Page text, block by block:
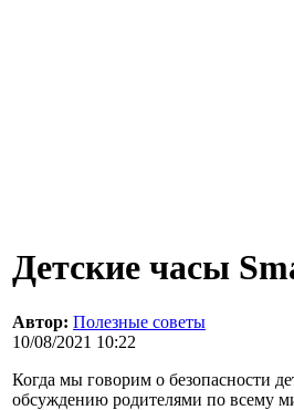
Детские часы
Автор: Полезные советы
10/08/2021 10:22
Когда мы говорим о безопасности
обсуждению родителями по всему